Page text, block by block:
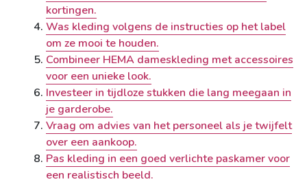
kortingen.
Was kleding volgens de instructies op het label
om ze mooi te houden.
Combineer HEMA dameskleding met accessoires
voor een unieke look.
Investeer in tijdloze stukken die lang meegaan in
je garderobe.
Vraag om advies van het personeel als je twijfelt
over een aankoop.
Pas kleding in een goed verlichte paskamer voor
een realistisch beeld.